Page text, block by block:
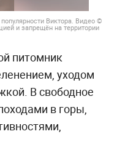
Виктора. Видео ©
и запрещён на территории
питомник
уходом
В свободное
в горы,